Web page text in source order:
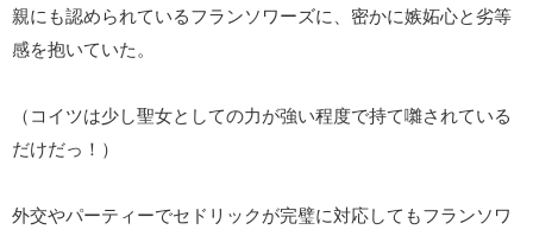
親にも認められているフランソワーズに、密かに嫉妬心と劣等
感を抱いていた。
（コイツは少し聖女としての力が強い程度で持て囃されている
だけだっ！）
外交やパーティーでセドリックが完璧に対応してもフランソワ